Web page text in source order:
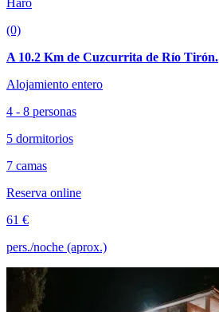
(0)
A 10.2 Km de Cuzcurrita de Río Tirón.
Alojamiento entero
4 - 8 personas
5 dormitorios
7 camas
Reserva online
61 €
pers./noche (aprox.)